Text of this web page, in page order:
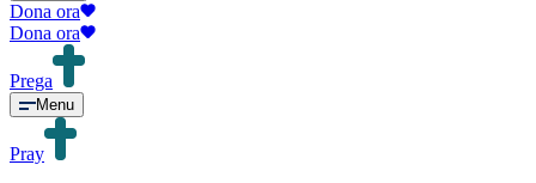
Dona ora
Dona ora
Prega
Menu
Pray